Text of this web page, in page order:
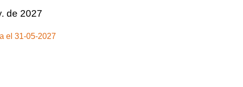
de 2027
el 31-05-2027